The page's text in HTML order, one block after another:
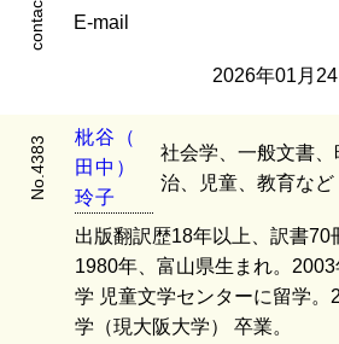
contact E-mail
2026年01月
No.4383 枇谷
（
田 中 ）
玲子
社会学、一般文書、
治、児童、教育など
出版翻訳歴18年以上、訳書70
1980年、富山県生まれ。
学 児童文学センターに留学。
学（現大阪大学） 卒業。